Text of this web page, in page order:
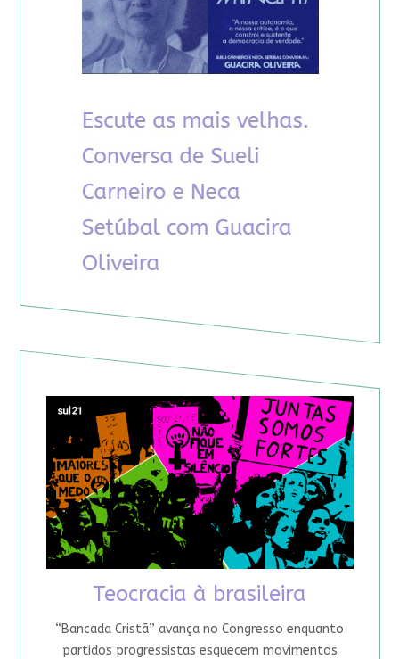
Teocracia à brasileira
“Bancada Cristã” avança no Congresso enquanto
partidos progressistas esquecem movimentos